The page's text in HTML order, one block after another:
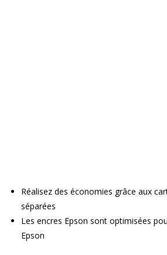
Réalisez des économies grâce aux
séparées
Les encres Epson sont optimisées
Epson